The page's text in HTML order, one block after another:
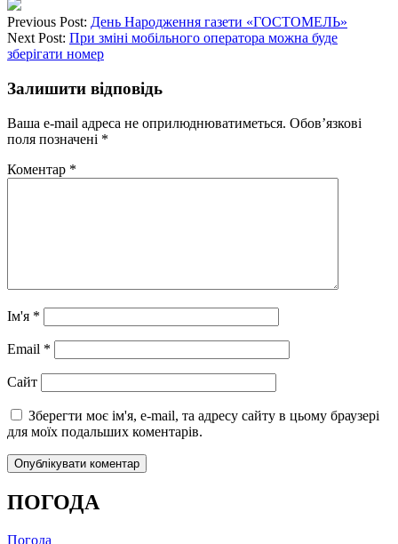
Previous Post: День Народження газети «ГОСТОМЕЛЬ»
Next Post: При зміні мобільного оператора можна буде
зберігати номер
Залишити відповідь
Ваша e-mail адреса не оприлюднюватиметься. Обов’язкові
поля позначені *
Коментар *
Ім'я *
Email *
Сайт
Зберегти моє ім'я, e-mail, та адресу сайту в цьому браузері
для моїх подальших коментарів.
ПОГОДА
Погода